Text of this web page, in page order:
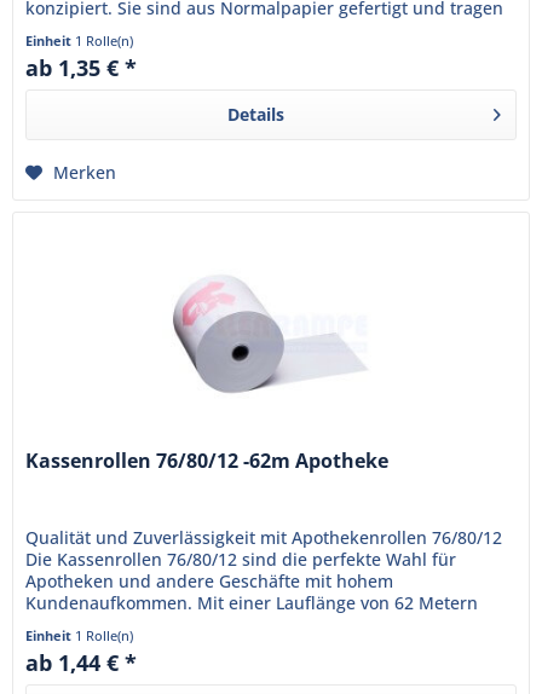
konzipiert. Sie sind aus Normalpapier gefertigt und tragen
das...
Einheit 1 Rolle(n)
ab 1,35 € *
Details
Merken
Kassenrollen 76/80/12 -62m Apotheke
Qualität und Zuverlässigkeit mit Apothekenrollen 76/80/12
Die Kassenrollen 76/80/12 sind die perfekte Wahl für
Apotheken und andere Geschäfte mit hohem
Kundenaufkommen. Mit einer Lauflänge von 62 Metern
sorgen sie dafür, dass die...
Einheit 1 Rolle(n)
ab 1,44 € *